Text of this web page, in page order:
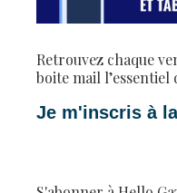
Retrouvez chaque
boite mail l’essentiel
Je m'inscris à